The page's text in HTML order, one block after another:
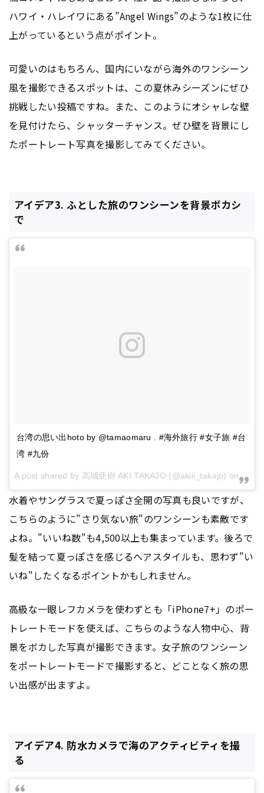
ハワイ・ハレイワにある”Angel Wings”のような1枚に仕
上がっているという点がポイント。
可愛いのはもちろん、国内にいながら海外のワンシーン
風を撮影できるスポットは、この夏休みシーズンにぜひ
挑戦したい投稿ですね。また、このようにオシャレな壁
を見付けたら、シャッターチャンス。ぜひ壁を背景にし
たポートレート写真を撮影してみてください。
アイデア3. ふとした旅のワンシーンを背景ボカシ
で
台湾の思い出hoto by @tamaomaru . #海外旅行 #女子旅 #台
湾 #九份
A post shared by 高城亜樹 AKI TAKAJO (@akiii_takajo) on
Jul
水着やサングラスで夏っぽさ全開の写真も良いですが、
こちらのように"さり気ない旅"のワンシーンも素敵です
よね。"いいね数"も4,500以上も集まっています。後ろで
髪を結って夏っぽさを感じるヘアスタイルも、思わず"い
いね"したくなるポイントかもしれません。
高級な一眼レフカメラを使わずとも「iPhone7+」のポー
トレートモードを使えば、こちらのような人物中心、背
景をボカした写真が撮影できます。女子旅のワンシーン
をポートレートモードで撮影すると、どことなく旅の思
い出感が出ますよ。
アイデア4. 防水カメラで海のアクティビティを撮
る